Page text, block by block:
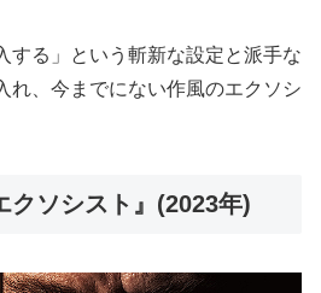
する」という斬新な設定と派手な
れ、今までにない作風のエクソシ
クソシスト』(2023年)